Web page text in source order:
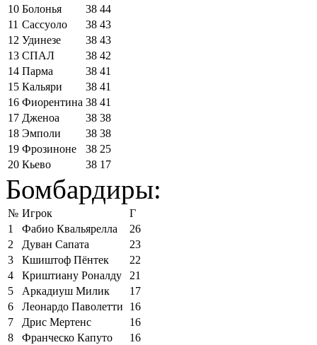
10 Болонья 38 44
11 Сассуоло 38 43
12 Удинезе 38 43
13 СПАЛ 38 42
14 Парма 38 41
15 Кальяри 38 41
16 Фиорентина 38 41
17 Дженоа 38 38
18 Эмполи 38 38
19 Фрозиноне 38 25
20 Кьево 38 17
Бомбардиры:
№ Игрок
Г
1
Фабио Квальярелла
26
2
Дуван Сапата
23
3
Кшиштоф Пёнтек
22
4
Криштиану Роналду
21
5
Аркадиуш Милик
17
6
Леонардо Паволетти
16
7
Дрис Мертенс
16
8
Франческо Капуто
16